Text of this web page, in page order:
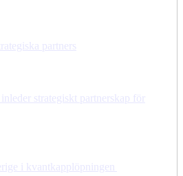
partners
strategiskt partnerskap för
i kvantkapplöpningen